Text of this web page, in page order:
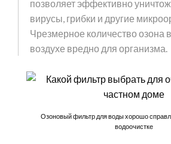
позволяет эффективно
вирусы, грибки и другие
Чрезмерное количество озона
воздухе вредно для организма.
Озоновый фильтр для воды хорошо
водоочистке